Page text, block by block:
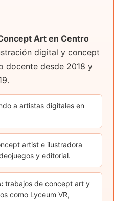
Art en Centro
digital y concept
docente desde 2018 y
a artistas digitales en
artist e ilustradora
y editorial.
trabajos de concept art y
como Lyceum VR,